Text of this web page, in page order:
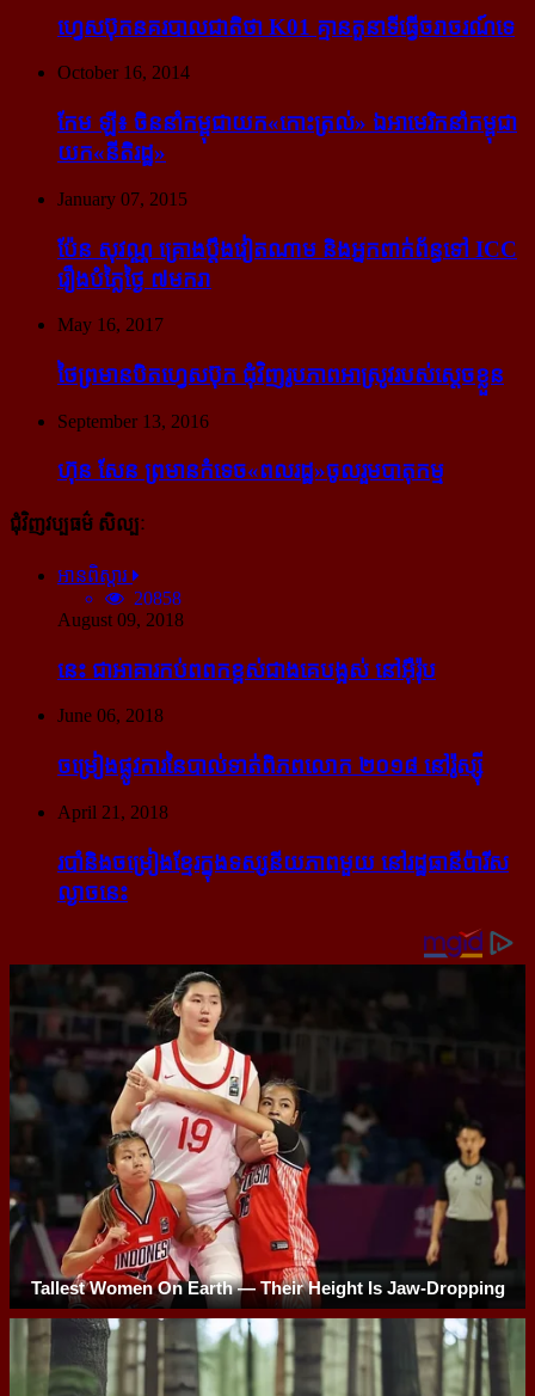
ហ្វេសប៊ុក​នគរបាល​ជាតិ​ថា K01 គ្មាន​តួនាទី​ធ្វើ​ចរាចរណ៍​ទេ
October 16, 2014
កែម ឡី៖ ចិន​នាំ​កម្ពុជា​យក​«កោះ​ត្រល់» ឯ​អាមេរិក​នាំ​កម្ពុជា​
យក​«នីតិរដ្ឋ»
January 07, 2015
ប៉ែន សុវណ្ណ គ្រោង​ប្តឹង​វៀតណាម និង​អ្នក​ពាក់​ព័ន្ធ​ទៅ ICC
រឿង​បំភ្លៃ​ថ្ងៃ ៧​មករា
May 16, 2017
ថៃ​ព្រមាន​បិត​ហ្វេសប៊ុក ជុំ​វិញ​រូបភាព​អាស្រូវ​របស់​ស្ដេច​ខ្លួន
September 13, 2016
ហ៊ុន សែន ព្រមាន​កំទេច​«ពលរដ្ឋ»​ចូលរួម​បាតុកម្ម
ជុំវិញវប្បធម៌ សិល្បៈ
អានពិស្ដារ
20858
August 09, 2018
នេះ ជា​អាគារ​កប់​ពពក​ខ្ពស់​ជាង​គេ​បង្អស់ នៅ​អ៊ឺរ៉ុប
June 06, 2018
ចម្រៀង​ផ្លូវការ​នៃ​បាល់ទាត់​ពិភពលោក ២០១៨ នៅ​រ៉ូស្ស៊ី
April 21, 2018
របាំ​និង​ចម្រៀង​ខ្មែរ​ក្នុង​ទស្សនីយភាព​មួយ នៅ​រដ្ឋធានី​ប៉ារីស​
ល្ងាច​នេះ